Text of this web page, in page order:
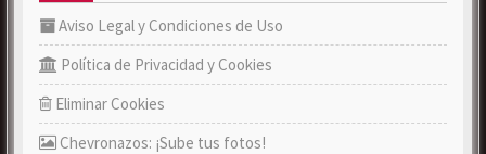
Aviso Legal y Condiciones de Uso
Política de Privacidad y Cookies
Eliminar Cookies
Chevronazos: ¡Sube tus fotos!